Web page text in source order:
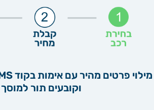
וקובעים תור למוסך